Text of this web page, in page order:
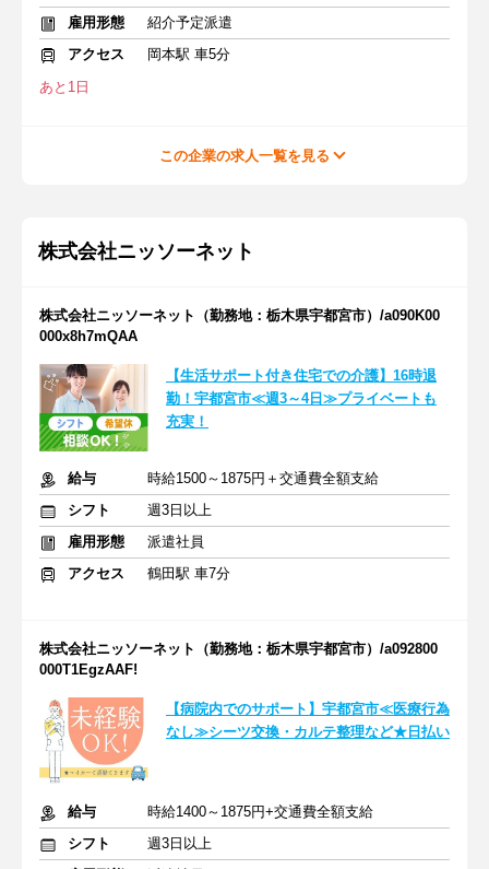
雇用形態
紹介予定派遣
アクセス
岡本駅 車5分
あと1日
この企業の求人一覧を見る
株式会社ニッソーネット
株式会社ニッソーネット（勤務地：栃木県宇都宮市）/a090K00
000x8h7mQAA
【生活サポート付き住宅での介護】16時退
勤！宇都宮市≪週3～4日≫プライベートも
充実！
給与
時給1500～1875円＋交通費全額支給
シフト
週3日以上
雇用形態
派遣社員
アクセス
鶴田駅 車7分
株式会社ニッソーネット（勤務地：栃木県宇都宮市）/a092800
000T1EgzAAF!
【病院内でのサポート】宇都宮市≪医療行為
なし≫シーツ交換・カルテ整理など★日払い
給与
時給1400～1875円+交通費全額支給
シフト
週3日以上